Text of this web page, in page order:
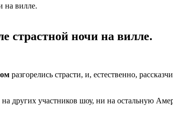
на вилле.
страстной ночи на вилле.
разгорелись страсти, и, естественно,
других участников шоу, ни на остальную